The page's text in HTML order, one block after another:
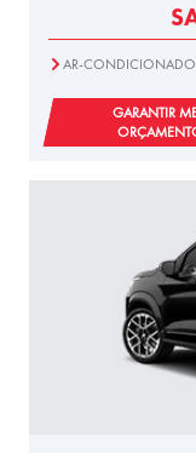
AR-CONDICIONADO
GARANTIR